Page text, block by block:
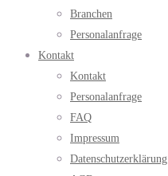
Branchen
Personalanfrage
Kontakt
Kontakt
Personalanfrage
FAQ
Impressum
Datenschutzerklärung